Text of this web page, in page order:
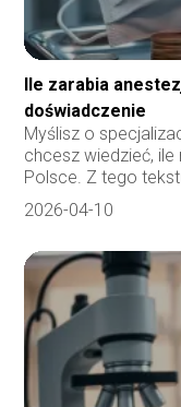
Ile zarabia
doświadczenie
Myślisz o
chcesz wiedzieć,
Polsce. Z tego
2026-04-10